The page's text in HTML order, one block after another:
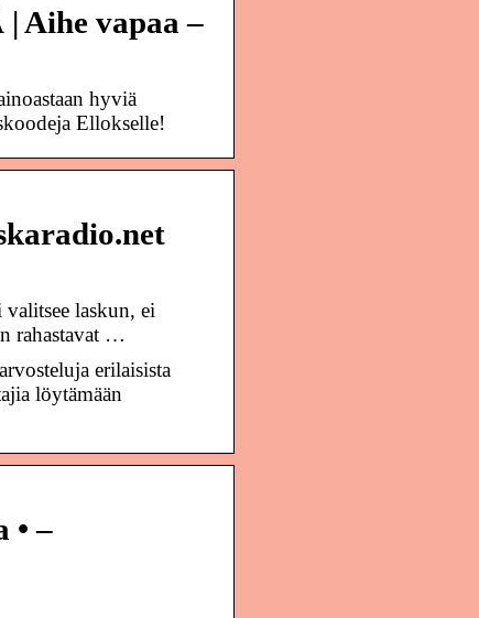
Aihe vapaa –
hyviä
Ellokselle!
laskun, ei
rahastavat …
erilaisista
löytämään
• –